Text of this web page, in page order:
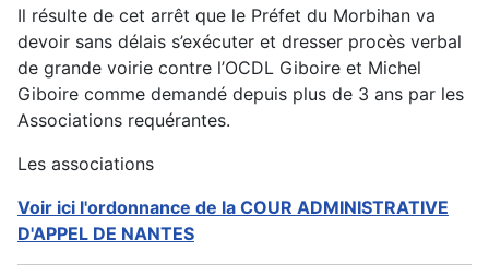
Il résulte de cet arrêt que le Préfet du Morbihan va
devoir sans délais s’exécuter et dresser procès verbal
de grande voirie contre l’OCDL Giboire et Michel
Giboire comme demandé depuis plus de 3 ans par les
Associations requérantes.
Les associations
Voir ici l'ordonnance de la COUR ADMINISTRATIVE
D'APPEL DE NANTES